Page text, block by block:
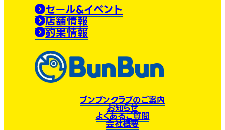
セール&イベント
店舗情報
釣果情報
ブンブンクラブのご案内
お知らせ
よくあるご質問
会社概要